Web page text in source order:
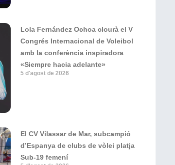
Lola Fernández Ochoa clourà el V
Congrés Internacional de Voleibol
amb la conferència inspiradora
«Siempre hacia adelante»
5 d'agost de 2026
El CV Vilassar de Mar, subcampió
d’Espanya de clubs de vòlei platja
Sub-19 femení